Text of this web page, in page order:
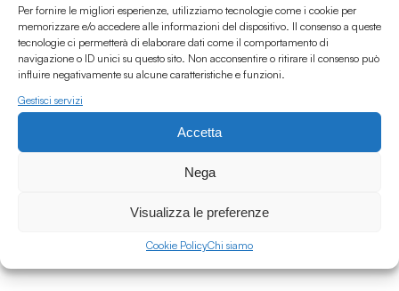
Per fornire le migliori esperienze, utilizziamo tecnologie come i cookie per
memorizzare e/o accedere alle informazioni del dispositivo. Il consenso a queste
tecnologie ci permetterà di elaborare dati come il comportamento di
navigazione o ID unici su questo sito. Non acconsentire o ritirare il consenso può
influire negativamente su alcune caratteristiche e funzioni.
Gestisci servizi
Accetta
Nega
Visualizza le preferenze
Cookie PolicyChi siamo
16.06.2026